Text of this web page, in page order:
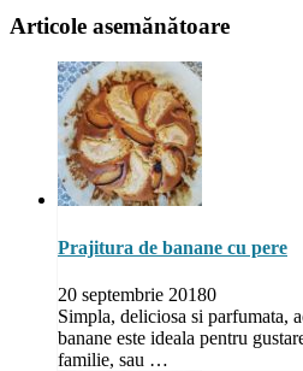
Articole asemănătoare
Prajitura de banane cu pere
20 septembrie 20180
Simpla, deliciosa si parfumata,
banane este ideala pentru
familie, sau …